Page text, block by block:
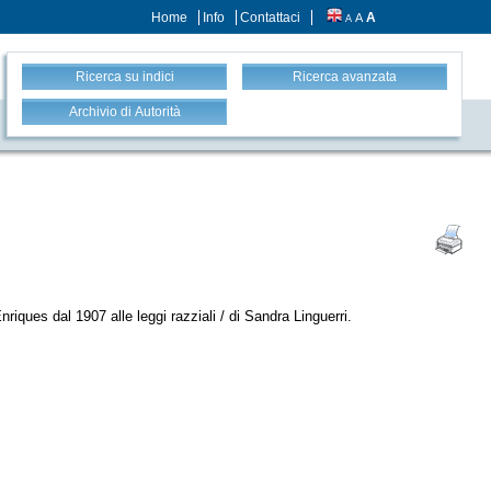
Home Info Contattaci A A A
Ricerca su indici Ricerca avanzata
Archivio di Autorità